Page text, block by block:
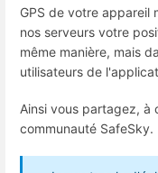
GPS de votre appareil
nos serveurs votre
même manière, mais
utilisateurs de
Ainsi vous partagez, à
communauté SafeSky.